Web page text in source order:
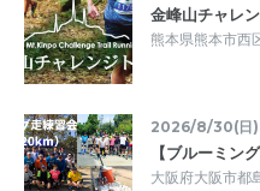
金峰山チャレ
熊本県熊本市西
2026/8/30(日)
【ブルーミン
大阪府大阪市都